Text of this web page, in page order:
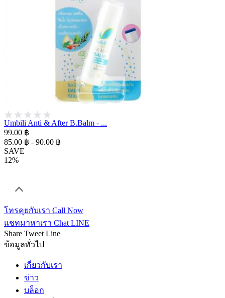
Umbili Anti & After B.Balm - ...
99.00 ฿
85.00 ฿ - 90.00 ฿
SAVE
12%
โทรคุยกับเรา Call Now
แชทมาหาเรา Chat LINE
Share Tweet Line
ข้อมูลทั่วไป
เกี่ยวกับเรา
ข่าว
บล็อก